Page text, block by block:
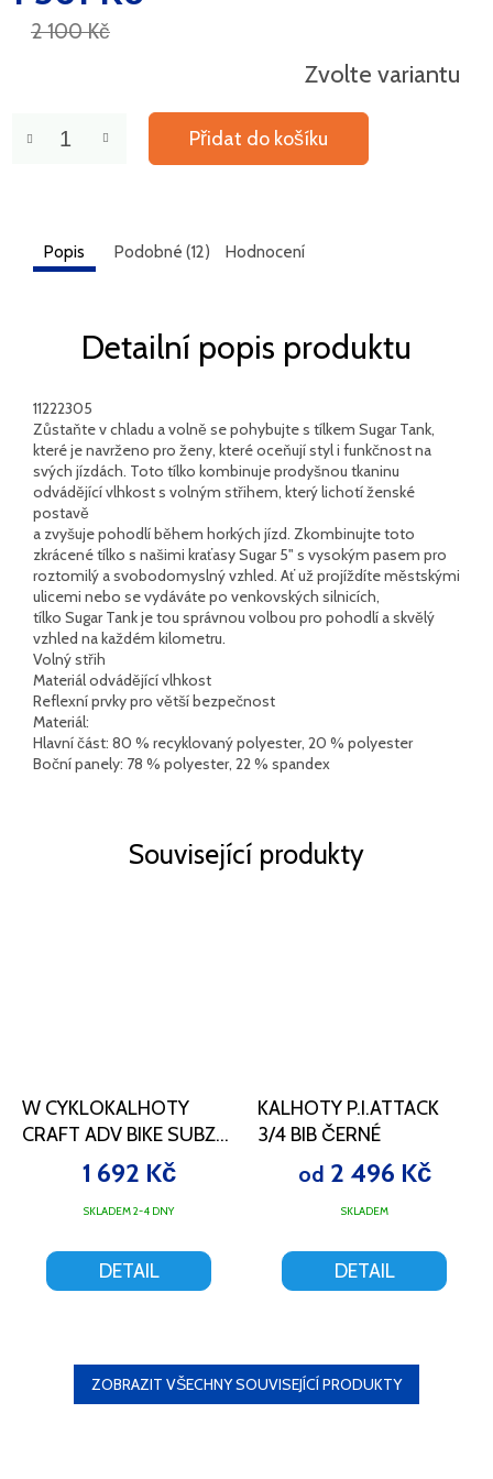
2 100 Kč
Zvolte variantu
Přidat do košíku
Související produkty
W CYKLOKALHOTY
CRAFT ADV BIKE SUBZ
INSULATE BIB TIGHTS
SKLADEM 2-4 DNY
1 692 Kč
DETAIL
KALHOTY P.I.ATTACK
3/4 BIB ČERNÉ
SKLADEM
od 2 496 Kč
DETAIL
ZOBRAZIT VŠECHNY SOUVISEJÍCÍ PRODUKTY
Popis Podobné (12) Hodnocení
Detailní popis produktu
11222305
Zůstaňte v chladu a volně se pohybujte s tílkem Sugar Tank,
které je navrženo pro ženy, které oceňují styl i funkčnost na
svých jízdách. Toto tílko kombinuje prodyšnou tkaninu
odvádějící vlhkost s volným střihem, který lichotí ženské
postavě
a zvyšuje pohodlí během horkých jízd. Zkombinujte toto
zkrácené tílko s našimi kraťasy Sugar 5" s vysokým pasem pro
roztomilý a svobodomyslný vzhled. Ať už projíždíte městskými
ulicemi nebo se vydáváte po venkovských silnicích,
tílko Sugar Tank je tou správnou volbou pro pohodlí a skvělý
vzhled na každém kilometru.
Volný střih
Materiál odvádějící vlhkost
Reflexní prvky pro větší bezpečnost
Materiál:
Hlavní část: 80 % recyklovaný polyester, 20 % polyester
Boční panely: 78 % polyester, 22 % spandex